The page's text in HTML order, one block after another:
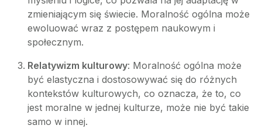
zmieniającym się świecie. Moralność ogólna może
ewoluować wraz z postępem naukowym i
społecznym.
Relatywizm kulturowy: Moralność ogólna może
być elastyczna i dostosowywać się do różnych
kontekstów kulturowych, co oznacza, że to, co
jest moralne w jednej kulturze, może nie być takie
samo w innej.